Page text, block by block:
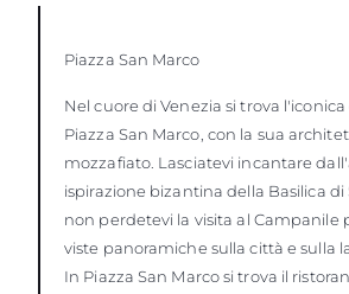
Piazza San Marco
Nel cuore di Venezia si trova
Piazza San Marco, con la sua
mozzafiato. Lasciatevi incantare
ispirazione bizantina della Basilica di
non perdetevi la visita al Campanile
viste panoramiche sulla città e sulla
In Piazza San Marco si trova il